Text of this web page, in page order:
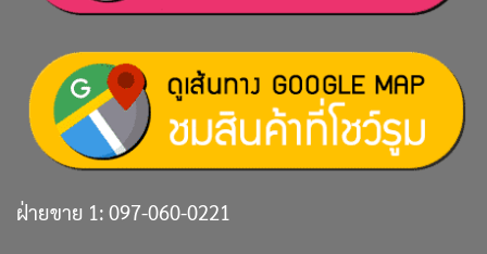
ฝ่ายขาย 1: 097-060-0221